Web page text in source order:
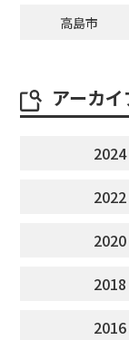
高島市
アーカイ
2024
2022
2020
2018
2016